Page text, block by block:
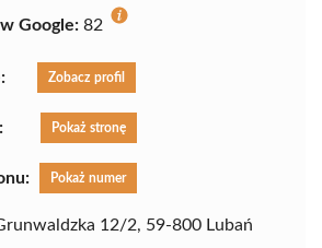
Google: 82
Zobacz profil
Pokaż stronę
Pokaż numer
12/2, 59-800 Lubań